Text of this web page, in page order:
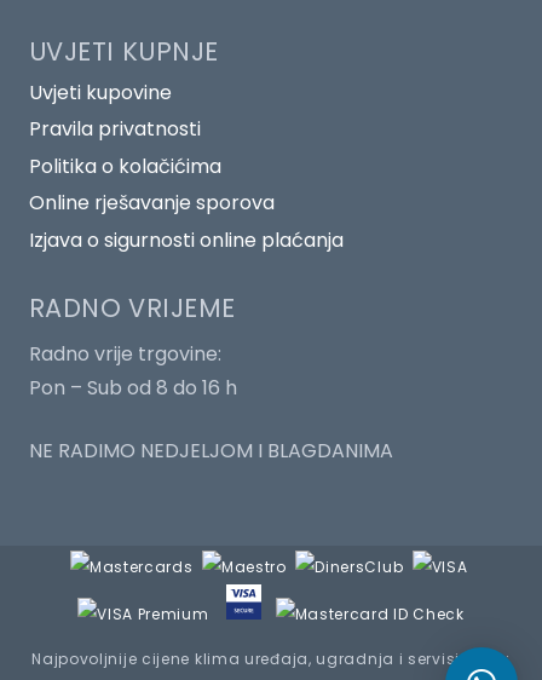
UVJETI KUPNJE
Uvjeti kupovine
Pravila privatnosti
Politika o kolačićima
Online rješavanje sporova
Izjava o sigurnosti online plaćanja
RADNO VRIJEME
Radno vrije trgovine:
Pon – Sub od 8 do 16 h
NE RADIMO NEDJELJOM I BLAGDANIMA
Najpovoljnije cijene klima uređaja, ugradnja i servisiranje :